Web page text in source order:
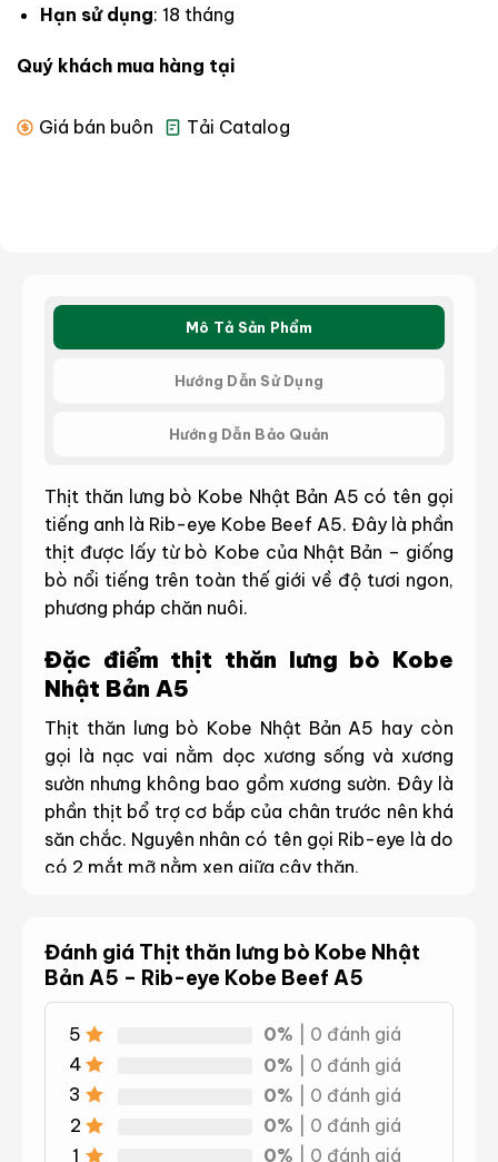
Hạn sử dụng: 18 tháng
Quý khách mua hàng tại
Giá bán buôn Tải Catalog
Mô Tả Sản Phẩm
Hướng Dẫn Sử Dụng
Hướng Dẫn Bảo Quản
Thịt thăn lưng bò Kobe Nhật Bản A5 có tên gọi
tiếng anh là Rib-eye Kobe Beef A5. Đây là phần
thịt được lấy từ bò Kobe của Nhật Bản – giống
bò nổi tiếng trên toàn thế giới về độ tươi ngon,
phương pháp chăn nuôi.
Đặc điểm thịt thăn lưng bò Kobe
Nhật Bản A5
Thịt thăn lưng bò Kobe Nhật Bản A5 hay còn
gọi là nạc vai nằm dọc xương sống và xương
sườn nhưng không bao gồm xương sườn. Đây là
phần thịt bổ trợ cơ bắp của chân trước nên khá
săn chắc. Nguyên nhân có tên gọi Rib-eye là do
có 2 mắt mỡ nằm xen giữa cây thăn.
cao cấp nhất trong 15 cấp độ từ C1 đến A5 của
Nhật Bản.
Hàm lượng dinh dưỡng trong thịt
thăn lưng bò Kobe Nhật A5
Thăn lưng bò là loại thịt có giá trị dinh dưỡng
cao trong đó phải kể đến các chất dinh dưỡng
như:
Đánh giá Thịt thăn lưng bò Kobe Nhật
Bản A5 – Rib-eye Kobe Beef A5
5 0% | 0 đánh giá
4
0% | 0 đánh giá
3
0% | 0 đánh giá
2
0% | 0 đánh giá
1
0% | 0 đánh giá